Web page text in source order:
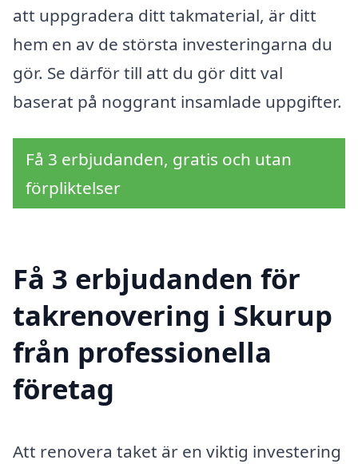
att uppgradera ditt takmaterial, är ditt
hem en av de största investeringarna du
gör. Se därför till att du gör ditt val
baserat på noggrant insamlade uppgifter.
Få 3 erbjudanden, gratis och utan
förpliktelser
Få 3 erbjudanden för
takrenovering i Skurup
från professionella
företag
Att renovera taket är en viktig investering